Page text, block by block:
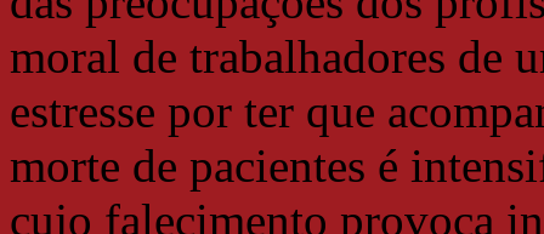
moral de trabalhadores de
estresse por ter que
morte de pacientes é
cujo falecimento provoca